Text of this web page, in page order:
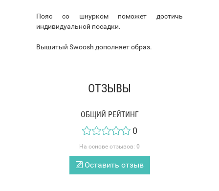
Пояс со шнурком поможет достичь
индивидуальной посадки.
Вышитый Swoosh дополняет образ.
ОТЗЫВЫ
ОБЩИЙ РЕЙТИНГ
0
На основе отзывов: 0
Оставить отзыв